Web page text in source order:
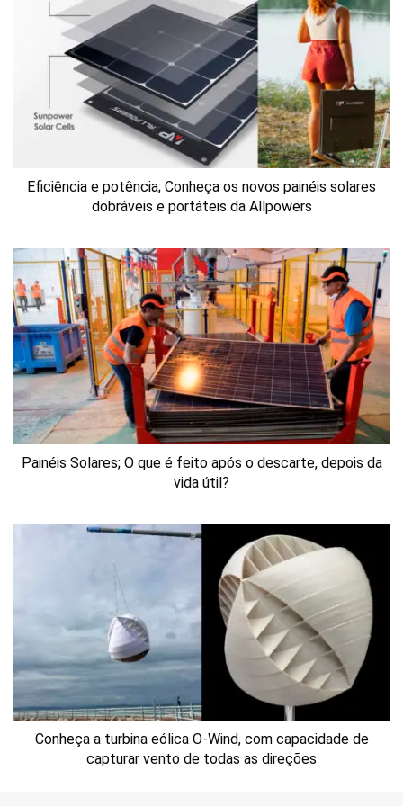
Eficiência e potência; Conheça os novos painéis solares
dobráveis e portáteis da Allpowers
Painéis Solares; O que é feito após o descarte, depois da
vida útil?
Conheça a turbina eólica O-Wind, com capacidade de
capturar vento de todas as direções